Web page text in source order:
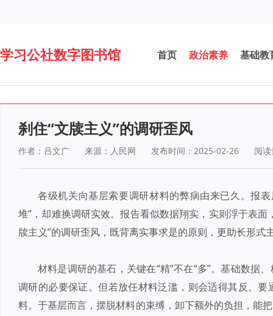
学习公社数字图书馆 首页 政治素养 基础教
刹住“文牍主义”的调研歪风
作者：吕文广 来源：人民网 发布时间：2025-02-26 阅
各级机关向基层索要调研材料的弊病由来已久。报
堆”，却难换调研实效。报告看似数据翔实，实则浮于表
牍主义”的调研歪风，既背离实事求是的原则，更助长形式
材料是调研的基石，关键在“精”不在“多”。基础数据
调研的必要保证。但若放任材料泛滥，则会适得其反。
料。于基层而言，摆脱材料的束缚，卸下额外的负担，能